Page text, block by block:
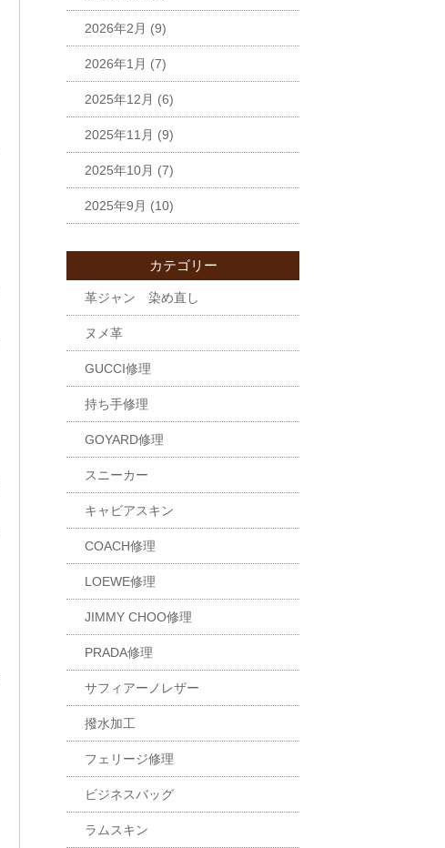
2026年2月 (9)
2026年1月 (7)
2025年12月 (6)
2025年11月 (9)
2025年10月 (7)
2025年9月 (10)
カテゴリー
革ジャン 染め直し
ヌメ革
GUCCI修理
持ち手修理
GOYARD修理
スニーカー
キャビアスキン
COACH修理
LOEWE修理
JIMMY CHOO修理
PRADA修理
サフィアーノレザー
撥水加工
フェリージ修理
ビジネスバッグ
ラムスキン